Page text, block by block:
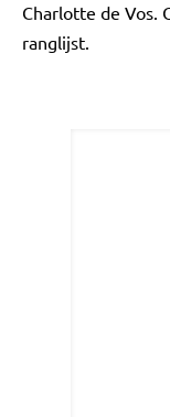
Charlotte de Vos.
ranglijst.